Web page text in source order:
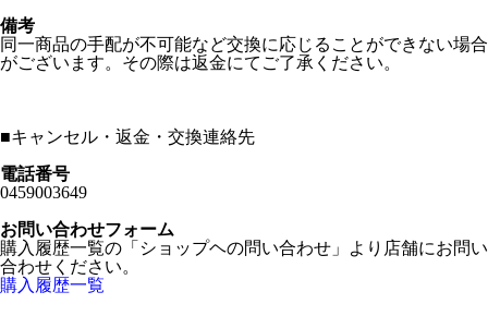
備考
同一商品の手配が不可能など交換に応じることができない場合
がございます。その際は返金にてご了承ください。
■キャンセル・返金・交換連絡先
電話番号
0459003649
お問い合わせフォーム
購入履歴一覧の「ショップヘの問い合わせ」より店舗にお問い
合わせください。
購入履歴一覧